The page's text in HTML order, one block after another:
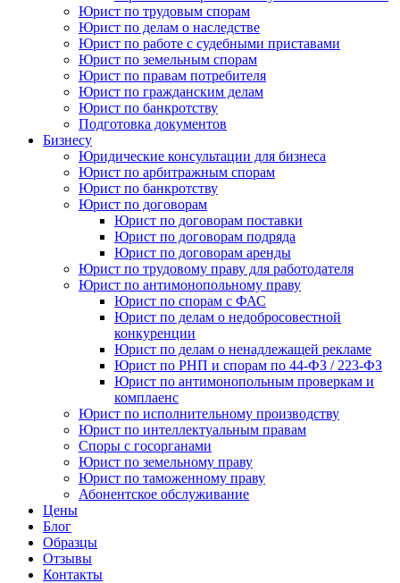
Юрист по трудовым спорам
Юрист по делам о наследстве
Юрист по работе с судебными приставами
Юрист по земельным спорам
Юрист по правам потребителя
Юрист по гражданским делам
Юрист по банкротству
Подготовка документов
Бизнесу
Юридические консультации для бизнеса
Юрист по арбитражным спорам
Юрист по банкротству
Юрист по договорам
Юрист по договорам поставки
Юрист по договорам подряда
Юрист по договорам аренды
Юрист по трудовому праву для работодателя
Юрист по антимонопольному праву
Юрист по спорам с ФАС
Юрист по делам о недобросовестной
конкуренции
Юрист по делам о ненадлежащей рекламе
Юрист по РНП и спорам по 44-ФЗ / 223-ФЗ
Юрист по антимонопольным проверкам и
комплаенс
Юрист по исполнительному производству
Юрист по интеллектуальным правам
Споры с госорганами
Юрист по земельному праву
Юрист по таможенному праву
Абонентское обслуживание
Цены
Блог
Образцы
Отзывы
Контакты